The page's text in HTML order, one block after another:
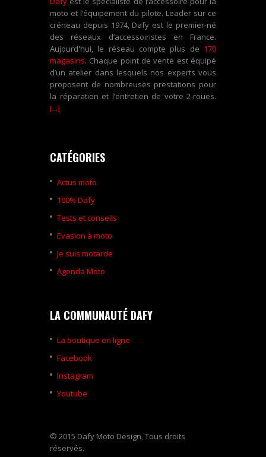
moto et l’équipement du pilote. Leader sur ce
créneau depuis 1974, Dafy est le premier-né
des réseaux d’accessoiristes en France.
Aujourd'hui, le réseau compte plus de 170
magasins. Chaque point de vente est équipé
d’un atelier dans lesquels nos experts vous
proposent de nombreuses prestations pour
la réparation et l’entretien de votre 2-roues.
[...]
CATÉGORIES
Actus moto
100% Dafy
Tests et conseils
Evasion à moto
Je suis motarde
Agenda Moto
LA COMMUNAUTÉ DAFY
La boutique en ligne
Facebook
Instagram
Youtube
© 2015 Dafy Moto Design, Tous droits
réservés.